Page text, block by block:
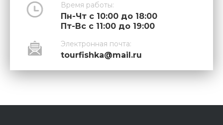
Время работы:
Пн-Чт с 10:00 до 18:00
Пт-Вс с 11:00 до 19:00
Электронная почта:
tourfishka@mail.ru